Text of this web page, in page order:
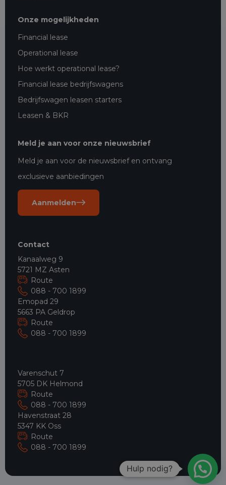
Onze mogelijkheden
Financial lease
Operational lease
Hoe werkt operational lease?
Financial lease bedrijfswagens
Bedrijfswagen leasen starters
Leasen & BKR
Meld je aan voor onze nieuwsbrief
Meld je aan voor de nieuwsbrief en ontvang
exclusieve aanbiedingen
Aanmelden
Contact
Kanaalweg 9
5721 MZ Asten
Route
088 - 700 1899
Emopad 29
5663 PA Geldrop
Route
088 - 700 1899
Varenschut 7
5705 DK Helmond
Route
088 - 700 1899
Havenstraat 28
5347 KK Oss
Route
088 - 700 1899
Hulp nodig?